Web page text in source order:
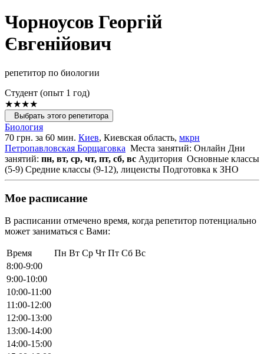
Чорноусов Георгій
Євгенійович
репетитор по биологии
Cтудент (опыт 1 год)
★★★★
Выбрать этого репетитора
Биология
70 грн. за 60 мин. Киев, Киевская область, мкрн
Петропавловская Борщаговка Места занятий: Онлайн Дни
занятий: пн, вт, ср, чт, пт, сб, вс Аудитория Основные классы
(5-9) Средние классы (9-12), лицеисты Подготовка к ЗНО
Мое расписание
В расписании отмечено время, когда репетитор потенциально
может заниматься с Вами:
Время Пн Вт Ср Чт Пт Сб Вс
8:00-9:00
9:00-10:00
10:00-11:00
11:00-12:00
12:00-13:00
13:00-14:00
14:00-15:00